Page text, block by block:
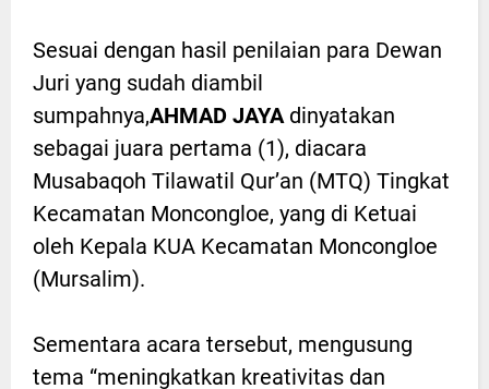
Sesuai dengan hasil penilaian para Dewan
Juri yang sudah diambil
sumpahnya,AHMAD JAYAdinyatakan
sebagai juara pertama (1), diacara
Musabaqoh Tilawatil Qur’an (MTQ) Tingkat
Kecamatan Moncongloe, yang di Ketuai
oleh Kepala KUA Kecamatan Moncongloe
(Mursalim).
Sementara acara tersebut, mengusung
tema “meningkatkan kreativitas dan